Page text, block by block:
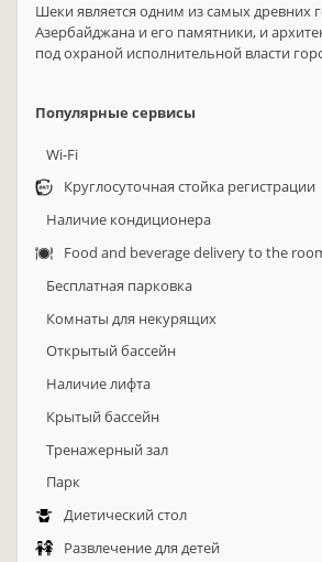
Шеки является одним из самых древних
Азербайджана и его памятники, и
под охраной исполнительной власти
Популярные сервисы
Wi-Fi
Круглосуточная стойка регистрации
Наличие кондиционера
Food and beverage delivery to the
Бесплатная парковка
Комнаты для некурящих
Открытый бассейн
Наличие лифта
Крытый бассейн
Тренажерный зал
Парк
Диетический стол
Развлечение для детей